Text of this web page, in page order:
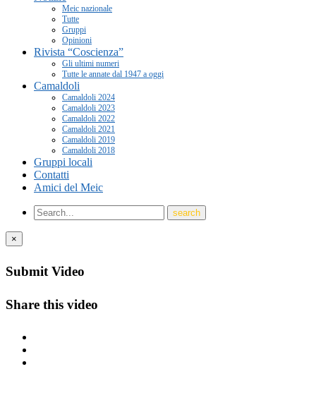
Meic nazionale
Tutte
Gruppi
Opinioni
Rivista “Coscienza”
Gli ultimi numeri
Tutte le annate dal 1947 a oggi
Camaldoli
Camaldoli 2024
Camaldoli 2023
Camaldoli 2022
Camaldoli 2021
Camaldoli 2019
Camaldoli 2018
Gruppi locali
Contatti
Amici del Meic
×
Submit Video
Share this video